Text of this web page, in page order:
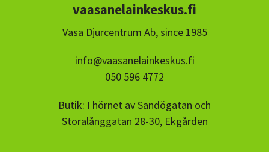
vaasanelainkeskus.fi
Vasa Djurcentrum Ab, since 1985
info@vaasanelainkeskus.fi
050 596 4772
Butik: I hörnet av Sandögatan och
Storalånggatan 28-30, Ekgården